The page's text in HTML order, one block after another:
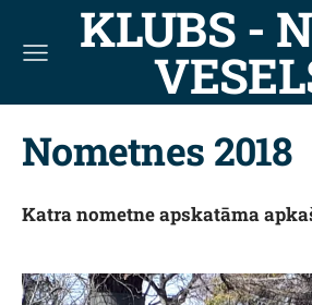
KLUBS -
Nometnes 2018
Katra nometne apskatāma